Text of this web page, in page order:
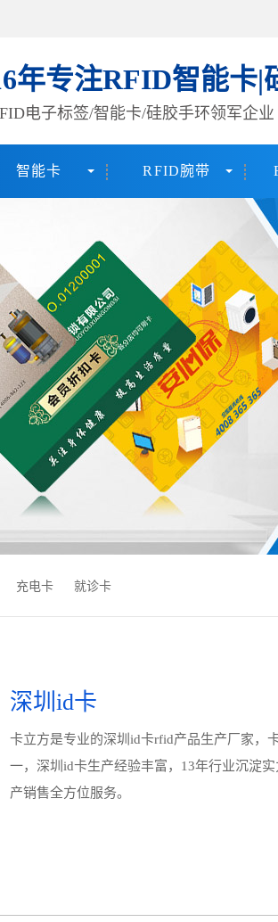
年专注RFID智能卡|
电子标签/智能卡/硅胶手环领军企业
智能卡 RFID腕带
充电卡 就诊卡
深圳id卡
卡立方是专业的深圳id卡rfid产品生产厂家，
一，深圳id卡生产经验丰富，13年行业沉淀
产销售全方位服务。